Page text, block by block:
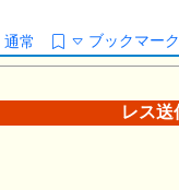
通常 ブックマーク